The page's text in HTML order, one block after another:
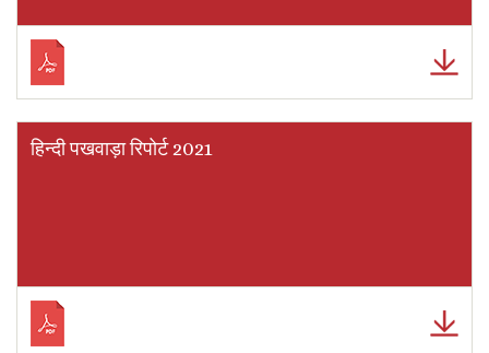
हिन्दी पखवाड़ा रिपोर्ट 2021